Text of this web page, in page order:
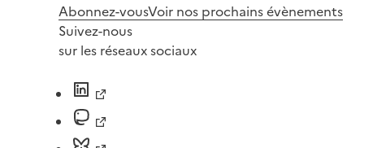
Abonnez-vousVoir nos prochains évènements
Suivez-nous
sur les réseaux sociaux